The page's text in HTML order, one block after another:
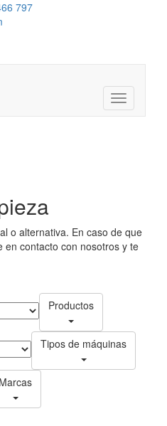
797
móvil
o alternativa. En caso de que
en contacto con nosotros y te
Productos
Tipos de máquinas
Marcas